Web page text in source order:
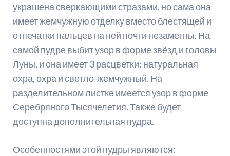
украшена сверкающими стразами, но сама она
имеет жемчужную отделку вместо блестящей и
отпечатки пальцев на ней почти незаметны. На
самой пудре выбит узор в форме звёзд и головы
Луны, и она имеет 3 расцветки: натуральная
охра, охра и светло-жемчужный. На
разделительном листке имеется узор в форме
Серебряного Тысячелетия. Также будет
доступна дополнительная пудра.
Особенностями этой пудры являются: